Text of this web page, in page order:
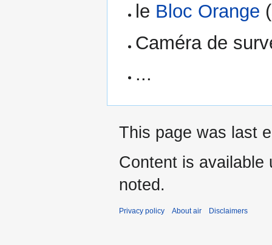
le Bloc Orange
Caméra de
...
This page was last
Content is available
noted.
Privacy policy About air Disclaimers